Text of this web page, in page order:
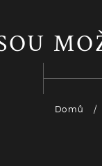
Domů